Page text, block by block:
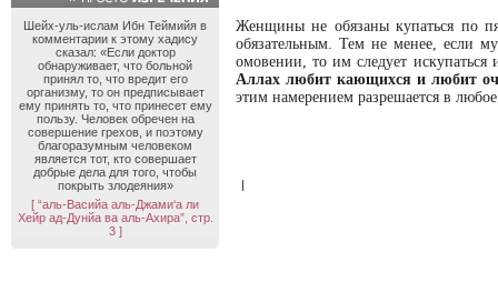
Шейх-уль-ислам Ибн Теймийя в
комментарии к этому хадису
сказал: «Если доктор
обнаруживает, что больной
принял то, что вредит его
организму, то он предписывает
ему принять то, что принесет ему
пользу. Человек обречен на
совершение грехов, и поэтому
благоразумным человеком
является тот, кто совершает
добрые дела для того, чтобы
покрыть злодеяния»
[ “аль-Васийа аль-Джами‘а ли
Хейр ад-Дунйа ва аль-Ахира”, стр.
3 ]
Женщины не обязаны купаться по
обязательным. Тем не менее, если
омовении, то им следует
Аллах любит кающихся и любит
этим намерением разрешается в
|